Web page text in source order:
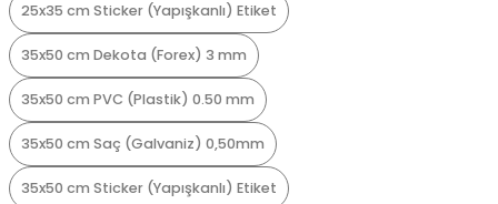
25x35 cm Sticker (Yapışkanlı) Etiket
35x50 cm Dekota (Forex) 3 mm
35x50 cm PVC (Plastik) 0.50 mm
35x50 cm Saç (Galvaniz) 0,50mm
35x50 cm Sticker (Yapışkanlı) Etiket